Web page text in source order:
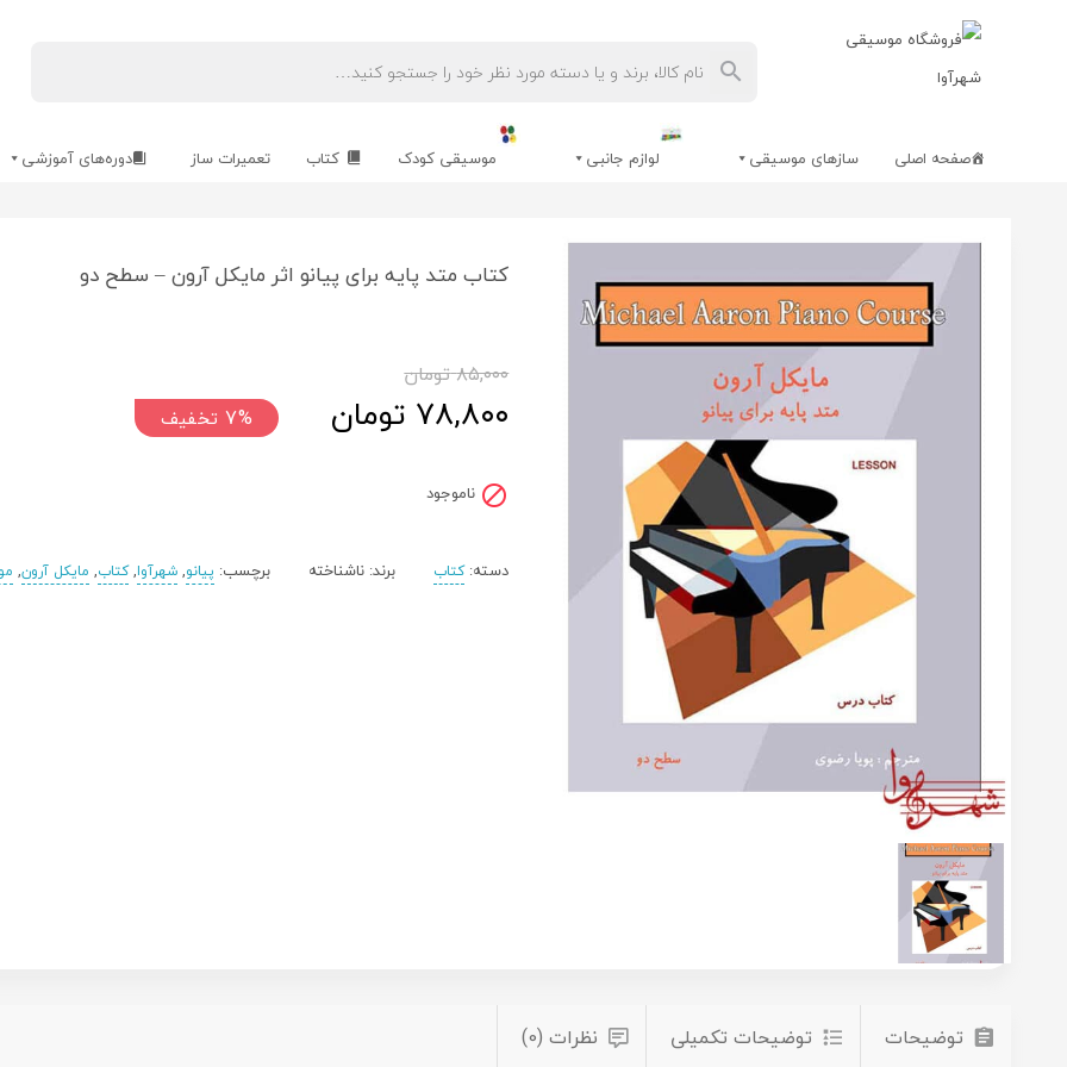
صفحه اصلی سازهای موسیقی لوازم جانبی موسیقی کودک کتاب تعمیرات ساز دوره‌های آموزشی
کتاب متد پایه برای پیانو اثر مایکل آرون – سطح دو
۸۵,۰۰۰تومان
قیمت
اصلی
بود.
۷۸,۸۰۰ تومانقیمت
فعلی 7%
ناموجود
دسته:کتاب برند: ناشناخته برچسب: پیانو,شهرآوا,کتاب, مایکل آرون,
توضیحات توضیحات تکمیلی نظرات (0)